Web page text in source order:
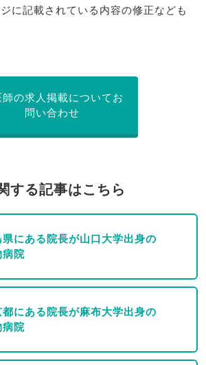
に記載されている内容の修正なども
師の求人掲載についてお
問い合わせ
する記事はこちら
県にある院長が山口大学出身の
病院
都にある院長が麻布大学出身の
病院